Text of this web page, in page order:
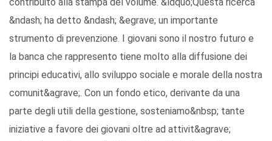
contribuito alla stampa del volume. &ldquo;Questa ricerca
&ndash; ha detto &ndash; &egrave; un importante
strumento di prevenzione. I giovani sono il nostro futuro e
la banca che rappresento tiene molto alla diffusione dei
principi educativi, allo sviluppo sociale e morale della nostra
comunit&agrave;. Con un fondo etico, derivante da una
parte degli utili della gestione, sosteniamo&nbsp; tante
iniziative a favore dei giovani oltre ad attivit&agrave;